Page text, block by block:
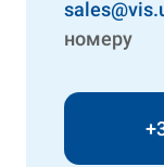
номеру